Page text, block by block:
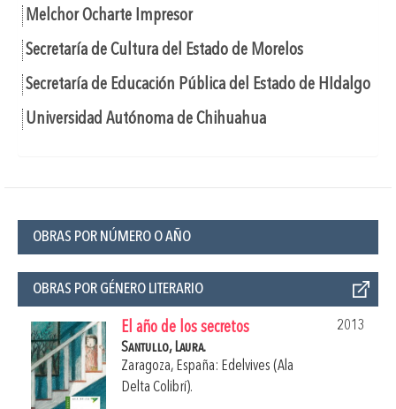
Melchor Ocharte Impresor
Secretaría de Cultura del Estado de Morelos
Secretaría de Educación Pública del Estado de HIdalgo
Universidad Autónoma de Chihuahua
OBRAS POR NÚMERO O AÑO
OBRAS POR GÉNERO LITERARIO
El año de los secretos
2013
Santullo, Laura.
Zaragoza, España: Edelvives (Ala
Delta Colibrí).